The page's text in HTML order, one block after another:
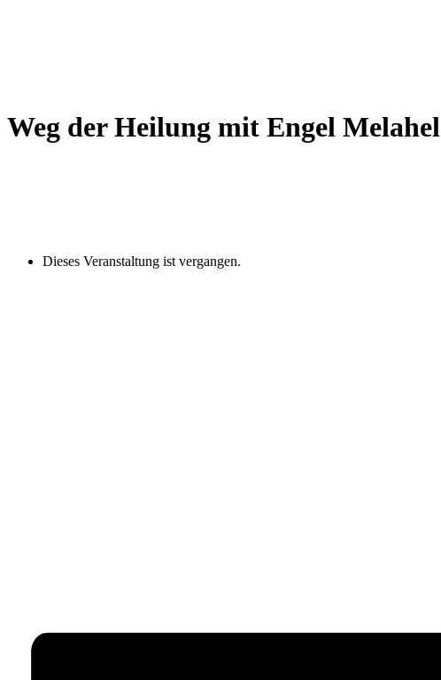
Weg der Heilung mit Engel Melahel
Dieses Veranstaltung ist vergangen.